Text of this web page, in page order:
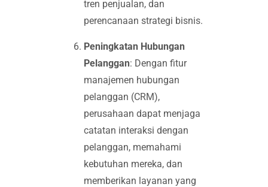
tren penjualan, dan
perencanaan strategi bisnis.
Peningkatan Hubungan
Pelanggan: Dengan fitur
manajemen hubungan
pelanggan (CRM),
perusahaan dapat menjaga
catatan interaksi dengan
pelanggan, memahami
kebutuhan mereka, dan
memberikan layanan yang